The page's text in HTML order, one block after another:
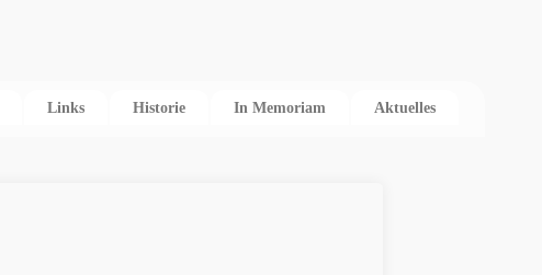
Links Historie In Memoriam Aktuelles